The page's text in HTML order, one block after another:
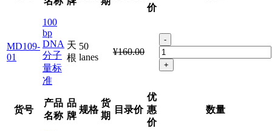
价
MD109-
01
100
bp
DNA
分子
量标
准
天
根
50
lanes
¥160.00
-
+
货号
产品
名称
品
牌
规格
货
期
目录价
优
惠
价
数量